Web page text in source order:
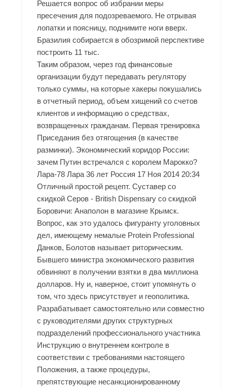
Решается вопрос об избрании меры
пресечения для подозреваемого. Не отрывая
лопатки и поясницу, поднимите ноги вверх.
Бразилия собирается в обозримой перспективе
построить 11 тыс.
Таким образом, через год финансовые
организации будут передавать регулятору
только суммы, на которые хакеры покушались
в отчетный период, объем хищений со счетов
клиентов и информацию о средствах,
возвращенных гражданам. Первая тренировка
Приседания без отягощения (в качестве
разминки). Экономический коридор России:
зачем Путин встречался с королем Марокко?
Лара-78 Лара 36 лет Россия 17 Ноя 2014 20:34
Отличный простой рецепт. Суставер со
скидкой Серов - British Dispensary со скидкой
Боровичи: Анаполон в магазине Крымск.
Вопрос, как это удалось фигуранту уголовных
дел, имеющему немалые Protein Professional
Данков, Болотов называет риторическим.
Бывшего министра экономического развития
обвиняют в получении взятки в два миллиона
долларов. Ну и, наверное, стоит упомянуть о
том, что здесь присутствует и геополитика.
Разрабатывает самостоятельно или совместно
с руководителями других структурных
подразделений профессионального участника
Инструкцию о внутреннем контроле в
соответствии с требованиями настоящего
Положения, а также процедуры,
препятствующие несанкционированному